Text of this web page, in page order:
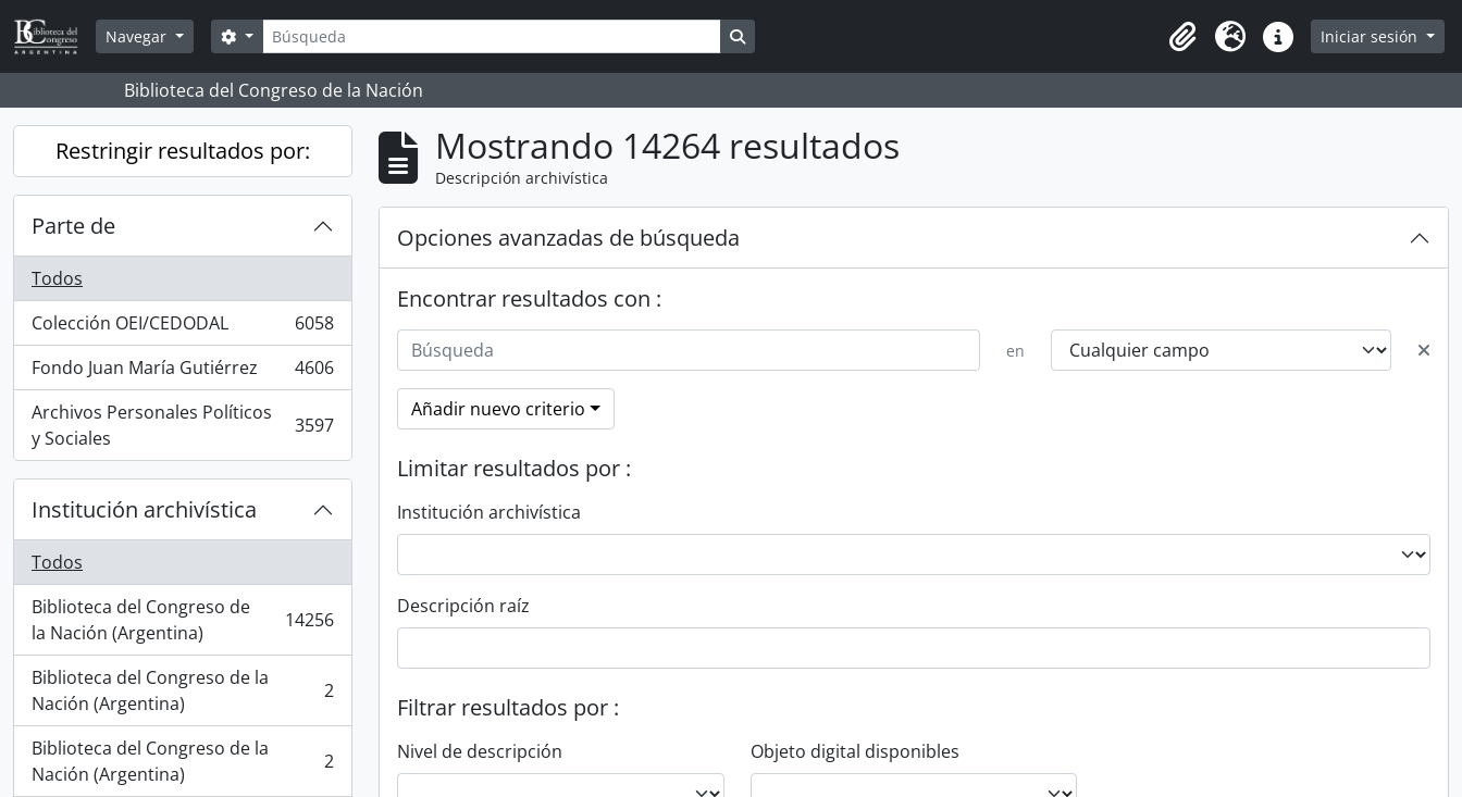
Skip to main content
Navegar
Búsqueda
Search options
Portapapeles
Idioma Enlaces rápidos
Iniciar sesión
Biblioteca del Congreso de la Nación
Restringir resultados por:
Parte de
Todos
Colección OEI/CEDODAL
, 6058 resultados
6058
Fondo Juan María Gutiérrez
, 4606 resultados
4606
Archivos Personales Políticos
y Sociales
, 3597 resultados 3597
Institución archivística
Todos
Biblioteca del Congreso de
la Nación (Argentina)
, 14256 resultados 14256
Biblioteca del Congreso de la
Nación (Argentina)
, 2 resultados 2
Biblioteca del Congreso de la
Nación (Argentina)
, 2 resultados 2
Mostrando 14264 resultados
Descripción archivística
Opciones avanzadas de búsqueda
Encontrar resultados con :
en
Añadir nuevo criterio
Limitar resultados por :
Institución archivística
Descripción raíz
Filtrar resultados por :
Nivel de descripción Objeto digital disponibles